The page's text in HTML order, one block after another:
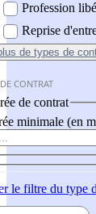
Profession
Reprise
de types de
CONTRAT
de contrat
minimale (en
le filtre du type